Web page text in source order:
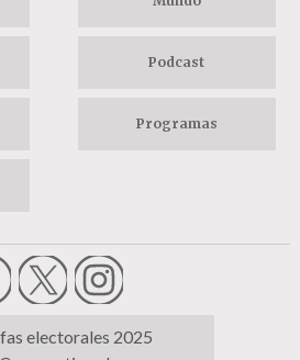
Podcast
Programas
electorales 2025